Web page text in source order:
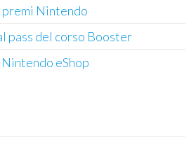
premi Nintendo
pass del corso Booster
eShop